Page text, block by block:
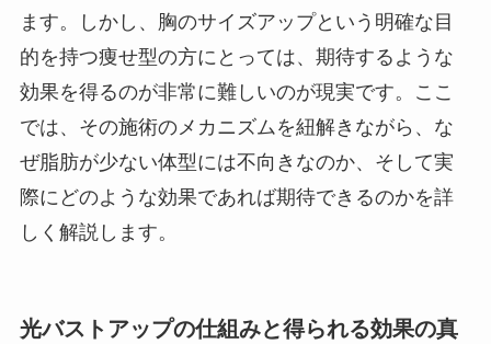
ます。しかし、胸のサイズアップという明確な目
的を持つ痩せ型の方にとっては、期待するような
効果を得るのが非常に難しいのが現実です。ここ
では、その施術のメカニズムを紐解きながら、な
ぜ脂肪が少ない体型には不向きなのか、そして実
際にどのような効果であれば期待できるのかを詳
しく解説します。
光バストアップの仕組みと得られる効果の真